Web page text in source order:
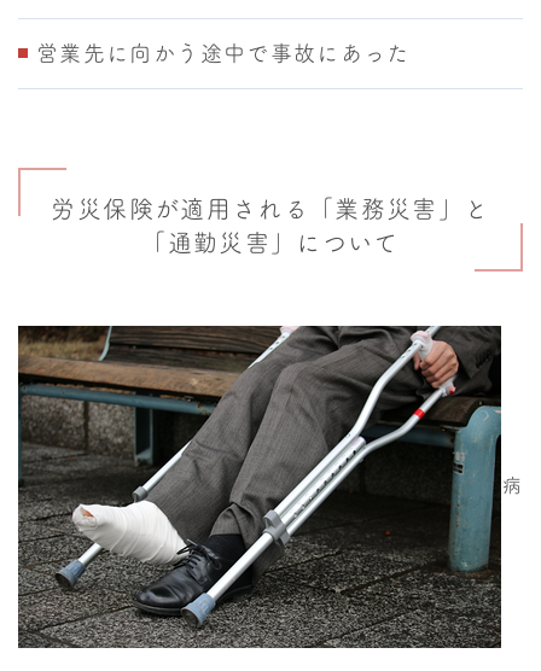
営業先に向かう途中で事故にあった
労災保険が適用される「業務災害」と
「通勤災害」について
病